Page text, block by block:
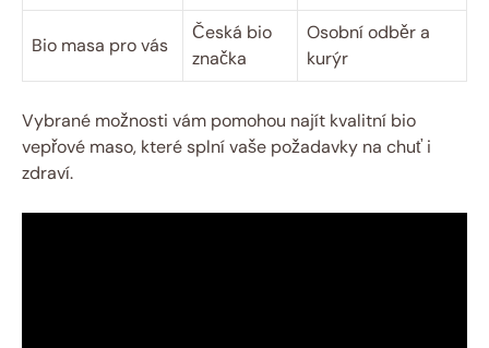
Bio ‌masa pro vás
Česká⁤ bio
značka
Osobní odběr​ a
kurýr
Vybrané možnosti vám pomohou najít kvalitní ‌bio
⁢vepřové maso, ​které splní vaše požadavky ⁣na chuť⁣ i
zdraví.